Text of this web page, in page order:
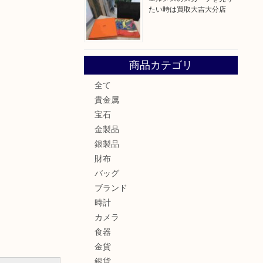
たい時は買取大吉大分店
商品カテゴリ
全て
貴金属
宝石
金製品
銀製品
財布
バッグ
ブランド
時計
カメラ
食器
金貨
銀貨